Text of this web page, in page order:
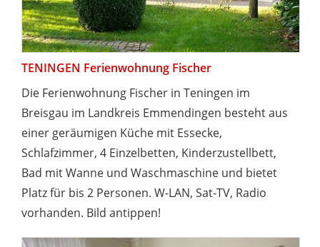
TENINGEN Ferienwohnung Fischer
Die Ferienwohnung Fischer in Teningen im
Breisgau im Landkreis Emmendingen besteht aus
einer geräumigen Küche mit Essecke,
Schlafzimmer, 4 Einzelbetten, Kinderzustellbett,
Bad mit Wanne und Waschmaschine und bietet
Platz für bis 2 Personen. W-LAN, Sat-TV, Radio
vorhanden. Bild antippen!